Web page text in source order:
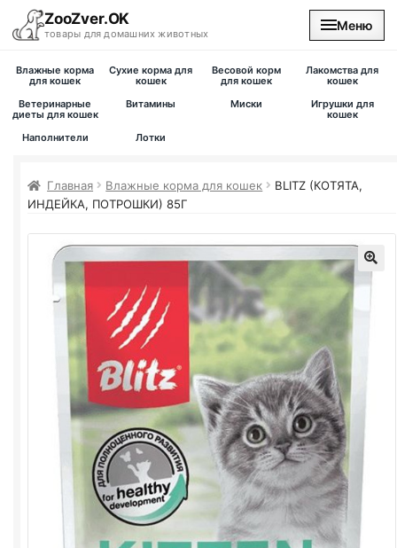
ZooZver.OK
товары для домашних животных
Меню
На главную
Влажные корма
для кошек
Сухие корма для
кошек
Весовой корм
для кошек
Лакомства для
кошек
Ветеринарные
диеты для кошек
Витамины Миски
Игрушки для
кошек
Наполнители
Лотки
Главная Влажные корма для кошек BLITZ (КОТЯТА,
ИНДЕЙКА, ПОТРОШКИ) 85Г